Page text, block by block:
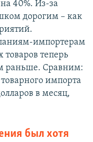
40%. Из-за
дорогим – как
импортерам
теперь
раньше. Сравним:
импорта
в месяц,
был хотя